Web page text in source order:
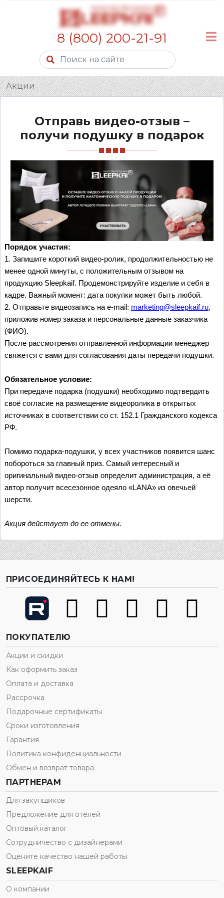
8 (800) 200-21-91
Акции
Отправь видео-отзыв –
получи подушку в подарок
Порядок участия:
1. Запишите короткий видео-ролик, продолжительностью не
менее одной минуты, с положительным отзывом на
продукцию Sleepkaif. Продемонстрируйте изделие и себя в
кадре. Важный момент: дата покупки может быть любой.
2. Отправьте видеозапись на e-mail: marketing@sleepkaif.ru,
приложив номер заказа и персональные данные заказчика
(ФИО).
После рассмотрения отправленной информации менеджер
свяжется с вами для согласования даты передачи подушки.
Обязательное условие:
При передаче подарка (подушки) необходимо подтвердить
своё согласие на размещение видеоролика в открытых
источниках в соответствии со ст. 152.1 Гражданского кодекса
РФ.
Помимо подарка-подушки, у всех участников появится шанс
побороться за главный приз. Самый интересный и
оригинальный видео-отзыв определит администрация, а её
автор получит всесезонное одеяло «LANA» из овечьей
шерсти.
Акция действует до ее отмены.
ПРИСОЕДИНЯЙТЕСЬ К НАМ!
ПОКУПАТЕЛЮ
Акции и скидки
Как оформить заказ
Оплата и доставка
Рассрочка
Подарочные сертификаты
Сроки изготовления
Гарантия
Политика конфиденциальности
Обмен и возврат товара
ПАРТНЕРАМ
Для закупщиков
Предложение для отелей
Оптовый каталог
Сотрудничество с дизайнерами
Оцените качество нашей работы
SLEEPKAIF
О компании